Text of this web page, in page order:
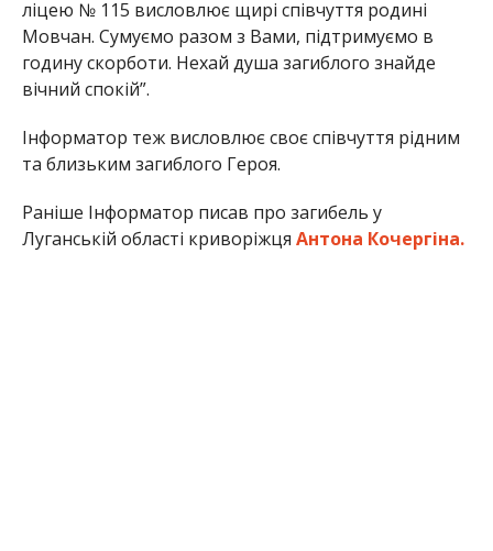
ліцею № 115 висловлює щирі співчуття родині
Мовчан. Сумуємо разом з Вами, підтримуємо в
годину скорботи. Нехай душа загиблого знайде
вічний спокій”.
Інформатор теж висловлює своє співчуття рідним
та близьким загиблого Героя.
Раніше Інформатор писав про загибель у
Луганській області криворіжця Антона Кочергіна.